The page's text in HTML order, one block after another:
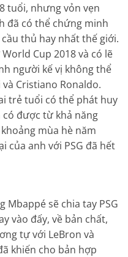
tuổi, nhưng vỏn vẹn
đã có thể chứng minh
thủ hay nhất thế giới.
Cup 2018 và có lẽ
người kế vị không thể
Cristiano Ronaldo.
trẻ tuổi có thể phát huy
được từ khả năng
mùa hè năm
của anh với PSG đã hết
Mbappé sẽ chia tay PSG
vào đấy, về bản chất,
tự với LeBron và
khiến cho bản hợp